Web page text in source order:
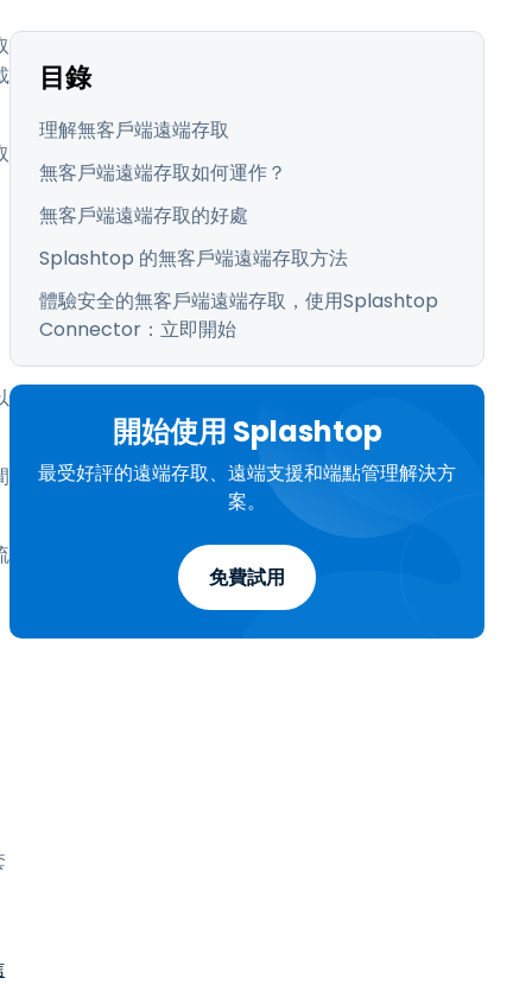
ภาษาไทย
目錄
理解無客戶端遠端存取
無客戶端遠端存取如何運作？
無客戶端遠端存取的好處
Splashtop 的無客戶端遠端存取方法
體驗安全的無客戶端遠端存取，使用Splashtop
Connector：立即開始
開始使用 Splashtop
最受好評的遠端存取、遠端支援和端點管理解決方
案。
免費試用